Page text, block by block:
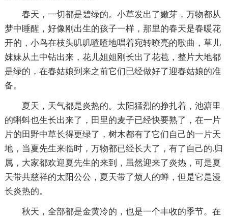
春天，一切都是碧绿的。小草发出了嫩芽，万物都从
梦中睡醒，好像刚出生的孩子一样，那里的春天是春暖花
开的，小鸟在枝头叽叽喳喳地唱着宛转嘹亮的歌曲，草儿
妺妹从土中钻出来，花儿姐姐刚长出了花苞，整片大地都
是绿的，在春姑娘到来之前它们已经做好了迎春姑娘的准
备。
夏天，天气都是炎热的。太阳猛烈的挣扎着，池溏里
的蝌蚪也生长出来了，田里的麦子已经快要熟了，在一片
片的田野中草长得更绿了，树木都有了它们自己的一片天
地，当夏先生来临时，万物都已经长大了，有了自己的.归
属，大家都欢迎夏先生的来到，虽然迎来了炎热，可是夏
天带共慈祥的太阳公公，夏天带了烦人的蝉，但是它是漫
长炎热的。
秋天，全部都是金黄冷的，也是一个丰收的季节。在